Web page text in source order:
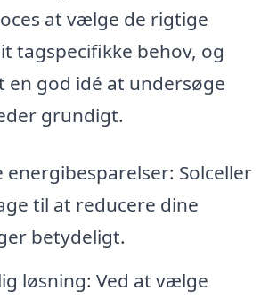
at vælge de rigtige
tagspecifikke behov, og
en god idé at undersøge
grundigt.
energibesparelser: Solceller
til at reducere dine
betydeligt.
løsning: Ved at vælge